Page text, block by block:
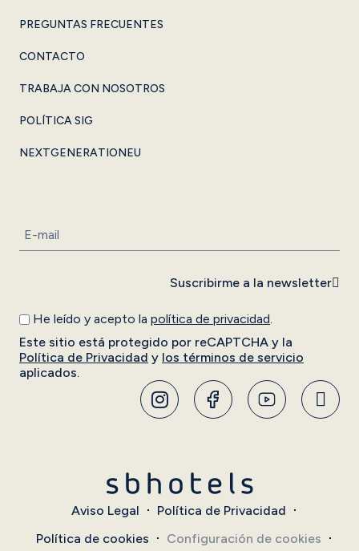
PREGUNTAS FRECUENTES
CONTACTO
TRABAJA CON NOSOTROS
POLÍTICA SIG
NEXTGENERATIONEU
He leído y acepto la política de privacidad.
Este sitio está protegido por reCAPTCHA y la
Política de Privacidad y los términos de servicio
aplicados.
Suscribirme a la newsletter
Aviso Legal
Política de Privacidad
Política de cookies
Configuración de cookies